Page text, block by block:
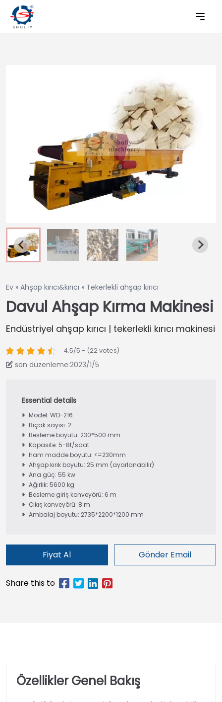
Ev » Ahşap kırıcı&kırıcı » Tekerlekli ahşap kırıcı
Davul Ahşap Kırma Makinesi
Endüstriyel ahşap kırıcı | tekerlekli kırıcı makinesi
4.5/5 - (22 votes)
son düzenleme:2023/1/5
Model: WD-216
Bıçak sayısı: 2
Besleme boyutu: 230*500 mm
Kapasite: 5-8t/saat
Ham madde boyutu: <=230mm
Ahşap kırık boyutu: 25 mm (ayarlanabilir)
Ana güç: 55 kw
Ağırlık: 5600 kg
Besleme giriş konveyörü: 6 m
Çıkış konveyörü: 8 m
Ambalaj boyutu: 2735*2200*1200 mm
Fiyat Al Gönder Email
Özellikler Genel Bakış